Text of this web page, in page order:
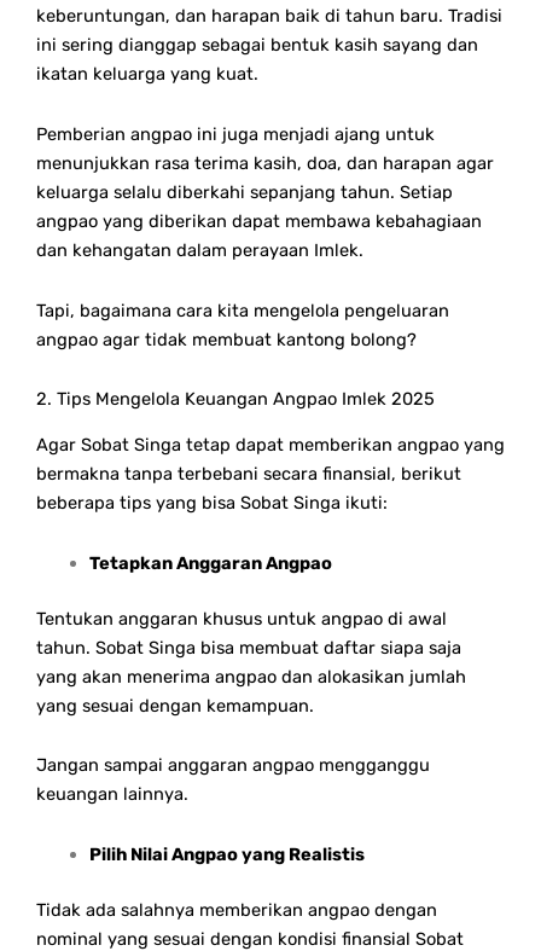
keberuntungan, dan harapan baik di tahun baru. Tradisi
ini sering dianggap sebagai bentuk kasih sayang dan
ikatan keluarga yang kuat.
Pemberian angpao ini juga menjadi ajang untuk
menunjukkan rasa terima kasih, doa, dan harapan agar
keluarga selalu diberkahi sepanjang tahun. Setiap
angpao yang diberikan dapat membawa kebahagiaan
dan kehangatan dalam perayaan Imlek.
Tapi, bagaimana cara kita mengelola pengeluaran
angpao agar tidak membuat kantong bolong?
2. Tips Mengelola Keuangan Angpao Imlek 2025
Agar Sobat Singa tetap dapat memberikan angpao yang
bermakna tanpa terbebani secara finansial, berikut
beberapa tips yang bisa Sobat Singa ikuti:
Tetapkan Anggaran Angpao
Tentukan anggaran khusus untuk angpao di awal
tahun. Sobat Singa bisa membuat daftar siapa saja
yang akan menerima angpao dan alokasikan jumlah
yang sesuai dengan kemampuan.
Jangan sampai anggaran angpao mengganggu
keuangan lainnya.
Pilih Nilai Angpao yang Realistis
Tidak ada salahnya memberikan angpao dengan
nominal yang sesuai dengan kondisi finansial Sobat